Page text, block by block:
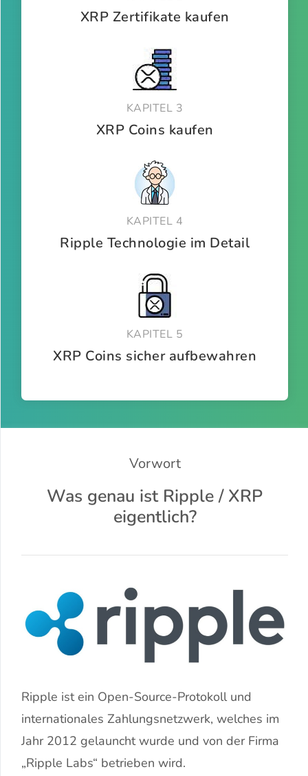
XRP Zertifikate kaufen
KAPITEL 3
XRP Coins kaufen
KAPITEL 4
Ripple Technologie im Detail
KAPITEL 5
XRP Coins sicher aufbewahren
Vorwort
Was genau ist Ripple / XRP
eigentlich?
Ripple ist ein Open-Source-Protokoll und
internationales Zahlungsnetzwerk, welches im
Jahr 2012 gelauncht wurde und von der Firma
„Ripple Labs“ betrieben wird.